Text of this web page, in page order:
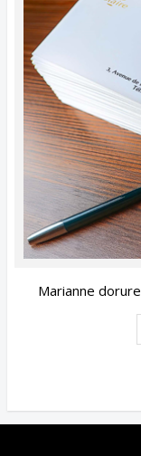
Marianne